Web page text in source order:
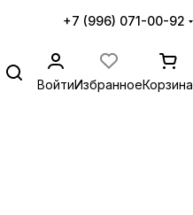
+7 (996) 071-00-92
ВойтиИзбранноеКорзина